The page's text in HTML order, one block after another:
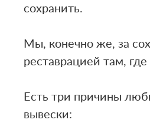
сохранить.
Мы, конечно же, за
реставрацией там,
Есть три причины
вывески: